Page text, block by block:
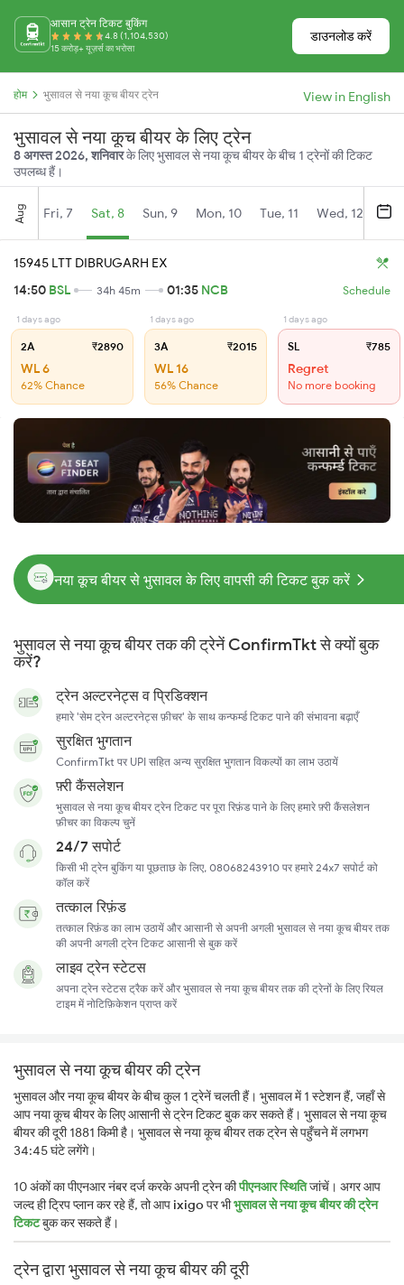
आसान ट्रेन टिकट बुकिंग
4.8 (1,104,530)
15 करोड़+ यूज़र्स का भरोसा
डाउनलोड करें
होम भुसावल से नया कूच बीयर ट्रेन View in English
भुसावल से नया कूच बीयर के लिए ट्रेन
8 अगस्त 2026, शनिवारके लिए भुसावल से नया कूच बीयर के बीच 1 ट्रेनों की टिकट
उपलब्ध हैं।
Aug Fri, 7 Sat, 8 Sun, 9 Mon, 10 Tue, 11 Wed, 12
15945 LTT DIBRUGARH EX
14:50 BSL 34h 45m 01:35 NCB Schedule
1 days ago
2A ₹2890
WL 6
62% Chance
1 days ago
3A ₹2015
WL 16
56% Chance
1 days ago
SL ₹785
Regret
No more booking
नया कूच बीयर से भुसावल के लिए वापसी की टिकट बुक करें
भुसावल से नया कूच बीयर तक की ट्रेनें ConfirmTkt से क्यों बुक
करें?
ट्रेन अल्टरनेट्स व प्रिडिक्शन
हमारे 'सेम ट्रेन अल्टरनेट्स फ़ीचर' के साथ कन्फर्म्ड टिकट पाने की संभावना बढ़ाएँ
सुरक्षित भुगतान
ConfirmTkt पर UPI सहित अन्य सुरक्षित भुगतान विकल्पों का लाभ उठायें
फ़्री कैंसलेशन
भुसावल से नया कूच बीयर ट्रेन टिकट पर पूरा रिफ़ंड पाने के लिए हमारे फ़्री कैंसलेशन
फ़ीचर का विकल्प चुनें
24/7 सपोर्ट
किसी भी ट्रेन बुकिंग या पूछताछ के लिए, 08068243910 पर हमारे 24x7 सपोर्ट को
कॉल करें
तत्काल रिफ़ंड
तत्काल रिफ़ंड का लाभ उठायें और आसानी से अपनी अगली भुसावल से नया कूच बीयर तक
की अपनी अगली ट्रेन टिकट आसानी से बुक करें
लाइव ट्रेन स्टेटस
अपना ट्रेन स्टेटस ट्रैक करें और भुसावल से नया कूच बीयर तक की ट्रेनों के लिए रियल
टाइम में नोटिफ़िकेशन प्राप्त करें
भुसावल से नया कूच बीयर की ट्रेन
भुसावल और नया कूच बीयर के बीच कुल 1 ट्रेनें चलती हैं। भुसावल में 1 स्टेशन हैं, जहाँ से
आप नया कूच बीयर के लिए आसानी से ट्रेन टिकट बुक कर सकते हैं। भुसावल से नया कूच
बीयर की दूरी 1881 किमी है। भुसावल से नया कूच बीयर तक ट्रेन से पहुँचने में लगभग
34:45 घंटे लगेंगे।
10 अंकों का पीएनआर नंबर दर्ज करके अपनी ट्रेन कीपीएनआर स्थितिजांचें। अगर आप
जल्द ही ट्रिप प्लान कर रहे हैं, तो आपixigoपर भीभुसावल से नया कूच बीयर की ट्रेन
टिकटबुक कर सकते हैं।
ट्रेन द्वारा भुसावल से नया कूच बीयर की दूरी